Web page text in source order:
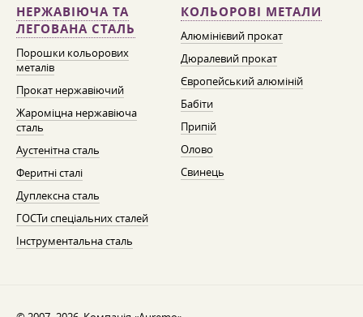
НЕРЖАВІЮЧА ТА
ЛЕГОВАНА СТАЛЬ
Порошки кольорових
металів
Прокат нержавіючий
Жароміцна нержавіюча
сталь
Аустенітна сталь
Феритні сталі
Дуплексна сталь
ГОСТи спеціальних сталей
Інструментальна сталь
КОЛЬОРОВІ МЕТАЛИ
Алюмінієвий прокат
Дюралевий прокат
Європейський алюміній
Бабіти
Припій
Олово
Свинець